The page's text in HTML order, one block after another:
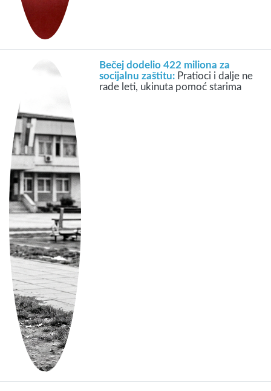
Bečej dodelio 422 miliona za
socijalnu zaštitu: Pratioci i dalje ne
rade leti, ukinuta pomoć starima